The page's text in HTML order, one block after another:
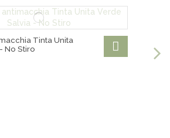
Tinta Unita
No Stiro